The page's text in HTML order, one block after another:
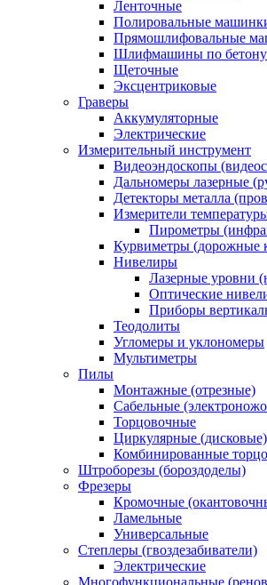
Ленточные
Полировальные
Прямошлифовальные
Шлифмашины по бетону
Щеточные
Эксцентриковые
Граверы
Аккумуляторные
Электрические
Измерительный инструмент
Видеоэндоскопы
Дальномеры лазерные
Детекторы металла
Измерители
Пирометры
Курвиметры (дорожные
Нивелиры
Лазерные уровни
Оптические
Приборы
Теодолиты
Угломеры и уклономеры
Мультиметры
Пилы
Монтажные (отрезные)
Сабельные
Торцовочные
Циркулярные (дисковые)
Комбинированные
Штроборезы (бороздоделы)
Фрезеры
Кромочные
Ламельные
Универсальные
Степлеры (гвоздезабиватели)
Электрические
Многофункциональные